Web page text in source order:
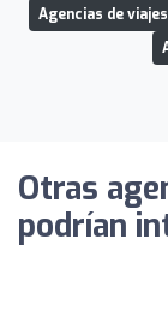
Agencias de
Otras
podrían